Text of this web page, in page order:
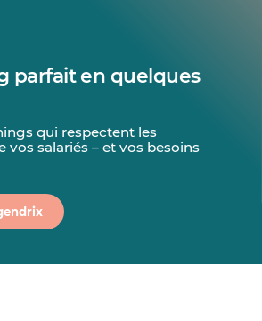
parfait en quelques
qui respectent les
vos salariés – et vos besoins